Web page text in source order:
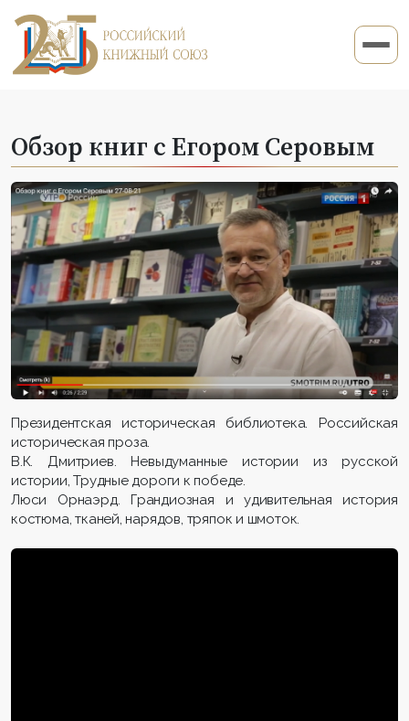
Обзор книг с Егором Серовым
Президентская историческая библиотека. Российская
историческая проза.
В.К. Дмитриев. Невыдуманные истории из русской
истории, Трудные дороги к победе.
Люси Орнаэрд. Грандиозная и удивительная история
костюма, тканей, нарядов, тряпок и шмоток.